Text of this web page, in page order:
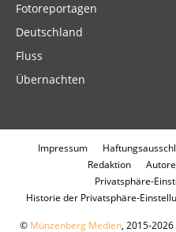
Fotoreportagen
Deutschland
Fluss
Übernachten
Impressum
Redaktion
Privatsphäre-
Historie der Privatsphäre-
© Münzenberg Medien, 2015-2026